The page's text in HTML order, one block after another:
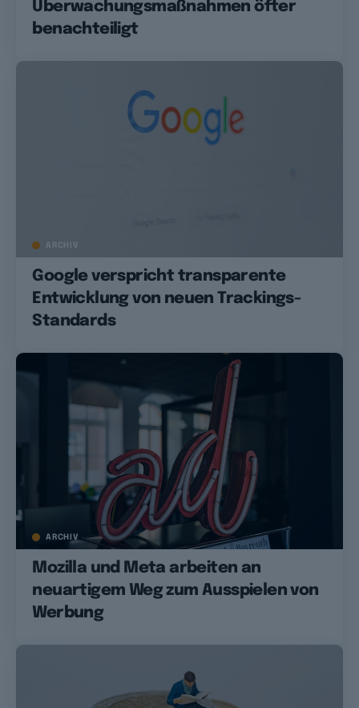
Überwachungsmaßnahmen öfter
benachteiligt
ARCHIV
Google verspricht transparente
Entwicklung von neuen Trackings-
Standards
ARCHIV
Mozilla und Meta arbeiten an
neuartigem Weg zum Ausspielen von
Werbung